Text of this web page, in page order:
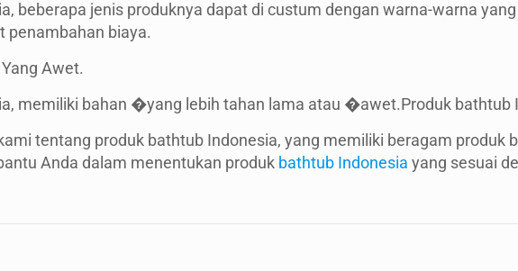
beberapa jenis produknya dapat di custum dengan warna-warna
penambahan biaya.
Awet.
memiliki bahan �yang lebih tahan lama atau �awet.Produk bathtub
tentang produk bathtub Indonesia, yang memiliki beragam produk
Anda dalam menentukan produk bathtub Indonesia yang sesuai